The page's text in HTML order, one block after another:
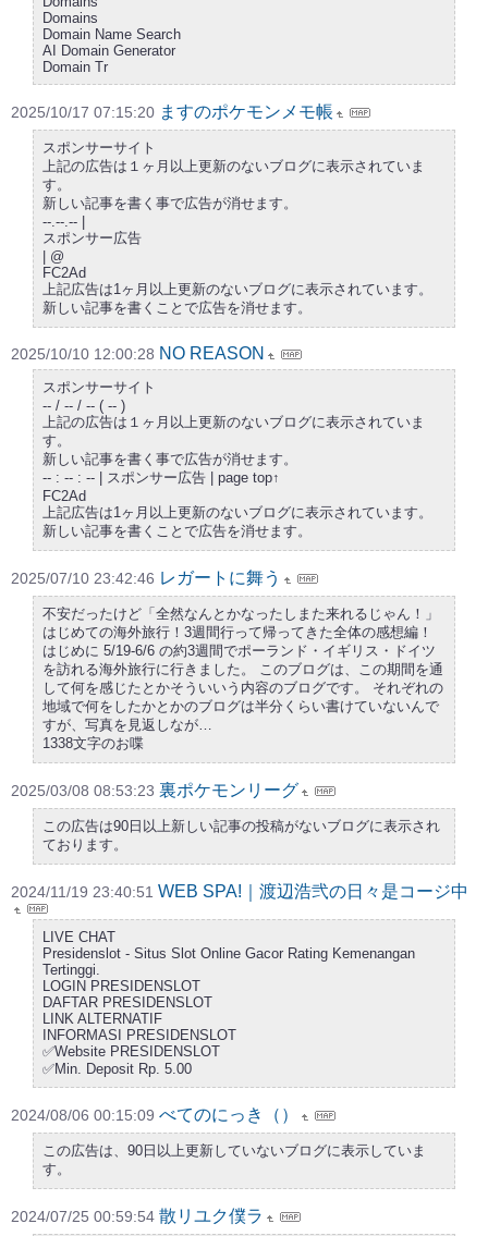
Domains
Domain Name Search
AI Domain Generator
Domain Tr
2025/10/17 07:15:20 ますのポケモンメモ帳
スポンサーサイト
上記の広告は１ヶ月以上更新のないブログに表示されていま
す。
新しい記事を書く事で広告が消せます。
--.--.-- |
スポンサー広告
| @
FC2Ad
上記広告は1ヶ月以上更新のないブログに表示されています。
新しい記事を書くことで広告を消せます。
2025/10/10 12:00:28 NO REASON
スポンサーサイト
-- / -- / -- ( -- )
上記の広告は１ヶ月以上更新のないブログに表示されていま
す。
新しい記事を書く事で広告が消せます。
-- : -- : -- | スポンサー広告 | page top↑
FC2Ad
上記広告は1ヶ月以上更新のないブログに表示されています。
新しい記事を書くことで広告を消せます。
2025/07/10 23:42:46 レガートに舞う
不安だったけど「全然なんとかなったしまた来れるじゃん！」
はじめての海外旅行！3週間行って帰ってきた全体の感想編！
はじめに 5/19-6/6 の約3週間でポーランド・イギリス・ドイツ
を訪れる海外旅行に行きました。 このブログは、この期間を通
して何を感じたとかそういいう内容のブログです。 それぞれの
地域で何をしたかとかのブログは半分くらい書けていないんで
すが、写真を見返しなが…
1338文字のお喋
2025/03/08 08:53:23 裏ポケモンリーグ
この広告は90日以上新しい記事の投稿がないブログに表示され
ております。
2024/11/19 23:40:51 WEB SPA!｜渡辺浩弐の日々是コージ中
LIVE CHAT
Presidenslot - Situs Slot Online Gacor Rating Kemenangan
Tertinggi.
LOGIN PRESIDENSLOT
DAFTAR PRESIDENSLOT
LINK ALTERNATIF
INFORMASI PRESIDENSLOT
✅Website PRESIDENSLOT
✅Min. Deposit Rp. 5.00
2024/08/06 00:15:09 べてのにっき（）
この広告は、90日以上更新していないブログに表示していま
す。
2024/07/25 00:59:54 散リユク僕ラ